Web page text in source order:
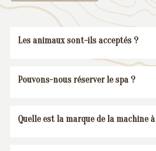
Les animaux sont-ils acceptés ?
Tous nos gîtes sont « pet friendly
l’exception de la suite spa.
Pouvons-nous réserver le spa ?
pourrez réserver une session spa
Quelle est la marque de la machine